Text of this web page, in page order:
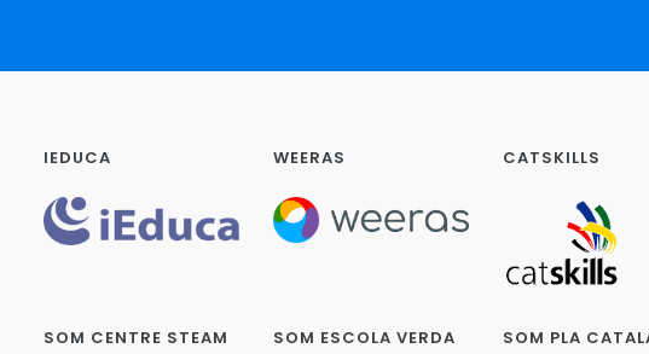
IEDUCA WEERAS CATSKILLS
SOM CENTRE STEAM SOM ESCOLA VERDA
SOM PLA